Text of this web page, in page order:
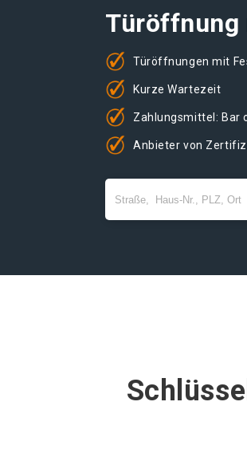
Türöffnungen mit
Kurze Wartezeit
Zahlungsmittel: Bar
Anbieter von